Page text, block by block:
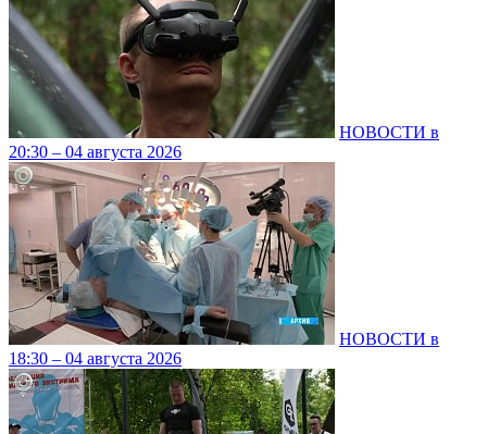
НОВОСТИ в
20:30 – 04 августа 2026
НОВОСТИ в
18:30 – 04 августа 2026